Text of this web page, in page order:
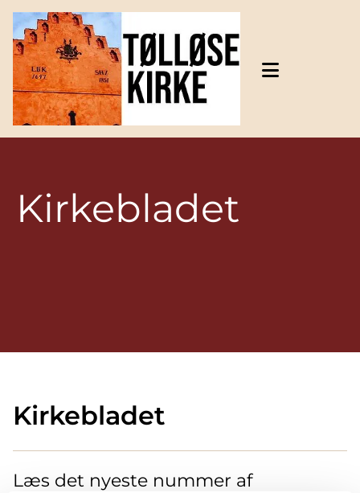
Gå til indhold
Kirkebladet
Kirkebladet
Læs det nyeste nummer af